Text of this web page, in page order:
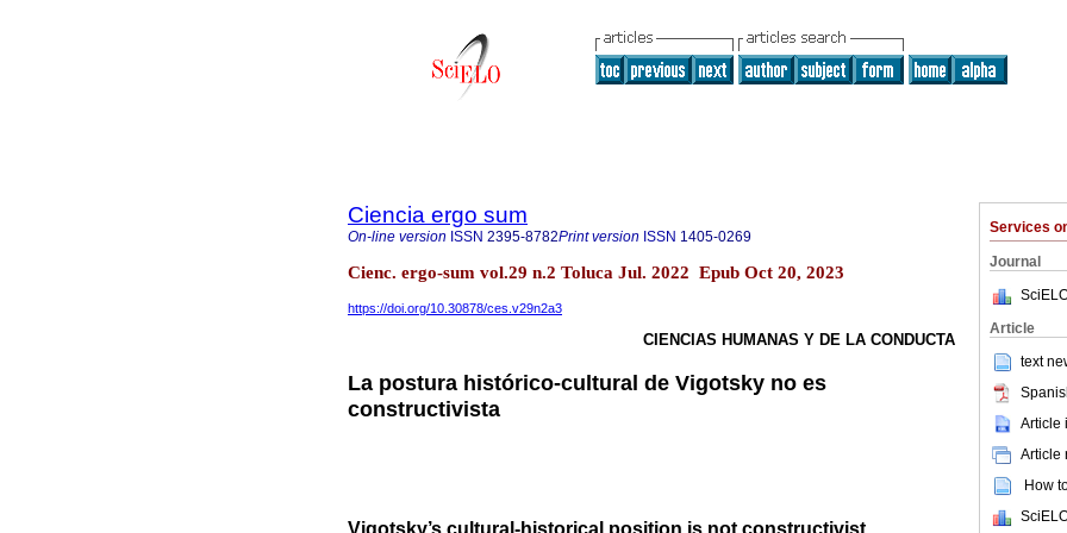
Services
Journal
Article
text
Article
Article
How
Ciencia ergo sum
On-line version ISSN 2395-8782Print version ISSN 1405-0269
Cienc. ergo-sum vol.29 n.2 Toluca Jul. 2022 Epub Oct 20, 2023
https://doi.org/10.30878/ces.v29n2a3
CIENCIAS HUMANAS Y DE LA CONDUCTA
La postura histórico-cultural de Vigotsky no es
constructivista